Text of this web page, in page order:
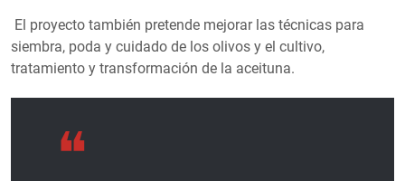
El proyecto también pretende mejorar las técnicas para
siembra, poda y cuidado de los olivos y el cultivo,
tratamiento y transformación de la aceituna.